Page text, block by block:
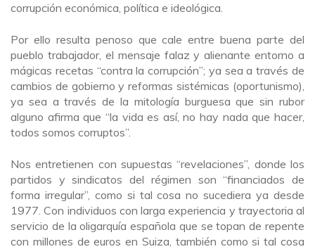
corrupción económica, política e ideológica.
Por ello resulta penoso que cale entre buena parte del
pueblo trabajador, el mensaje falaz y alienante entorno a
mágicas recetas “contra la corrupción”; ya sea a través de
cambios de gobierno y reformas sistémicas (oportunismo),
ya sea a través de la mitología burguesa que sin rubor
alguno afirma que “la vida es así, no hay nada que hacer,
todos somos corruptos”.
Nos entretienen con supuestas “revelaciones”, donde los
partidos y sindicatos del régimen son “financiados de
forma irregular”, como si tal cosa no sucediera ya desde
1977. Con individuos con larga experiencia y trayectoria al
servicio de la oligarquía española que se topan de repente
con millones de euros en Suiza, también como si tal cosa